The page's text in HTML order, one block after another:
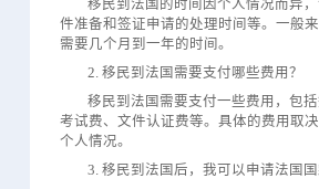
移民到法国的时间因个人情况而异
件准备和签证申请的处理时间等。一般
需要几个月到一年的时间。
2. 移民到法国需要支付哪些费用？
移民到法国需要支付一些费用，包
考试费、文件认证费等。具体的费用取
个人情况。
3. 移民到法国后，我可以申请法国国